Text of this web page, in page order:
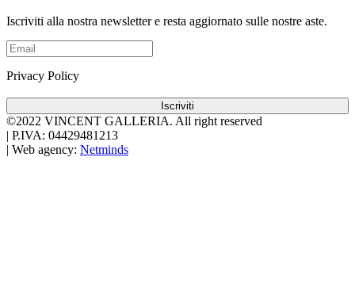
Iscriviti alla nostra newsletter e resta aggiornato sulle nostre aste.
Privacy Policy
Iscriviti
©2022 VINCENT GALLERIA. All right reserved
| P.IVA: 04429481213
| Web agency: Netminds